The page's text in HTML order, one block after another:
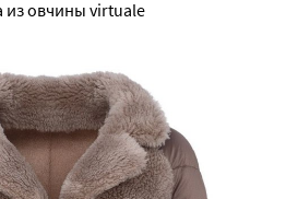
из овчины virtuale